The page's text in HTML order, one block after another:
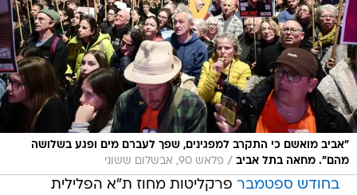
"אביב מואשם כי התקרב למפגינים, שפך לעברם מים ופגע בשלושה
מהם". מחאה בתל אביב / פלאש 90, אבשלום ששוני
בחודש ספטמבר פרקליטות מחוז ת"א הפלילית